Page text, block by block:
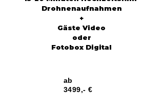
Drohnenaufnahmen
+
Gäste Video
oder
Fotobox Digital
ab
3499,- €